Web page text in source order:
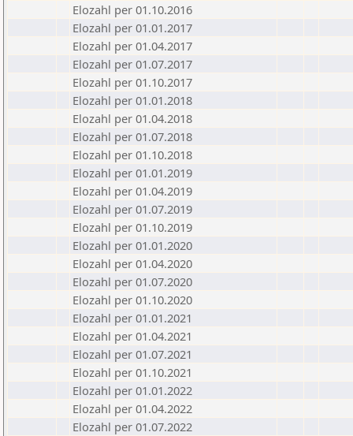
Elozahl per 01.10.2016
Elozahl per 01.01.2017
Elozahl per 01.04.2017
Elozahl per 01.07.2017
Elozahl per 01.10.2017
Elozahl per 01.01.2018
Elozahl per 01.04.2018
Elozahl per 01.07.2018
Elozahl per 01.10.2018
Elozahl per 01.01.2019
Elozahl per 01.04.2019
Elozahl per 01.07.2019
Elozahl per 01.10.2019
Elozahl per 01.01.2020
Elozahl per 01.04.2020
Elozahl per 01.07.2020
Elozahl per 01.10.2020
Elozahl per 01.01.2021
Elozahl per 01.04.2021
Elozahl per 01.07.2021
Elozahl per 01.10.2021
Elozahl per 01.01.2022
Elozahl per 01.04.2022
Elozahl per 01.07.2022